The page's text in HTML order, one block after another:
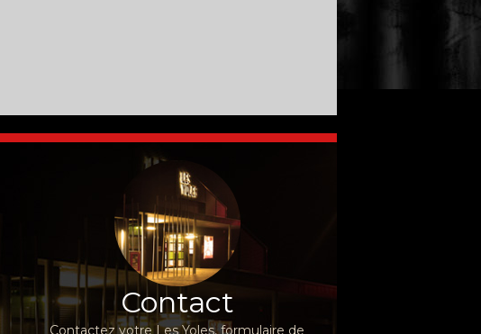
Contact
Contactez votre Les Yoles, formulaire de